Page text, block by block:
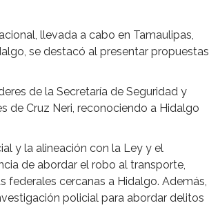
llevada a cabo en Tamaulipas,
se destacó al presentar propuestas
de la Secretaría de Seguridad y
de Cruz Neri, reconociendo a Hidalgo
y la alineación con la Ley y el
de abordar el robo al transporte,
cercanas a Hidalgo. Además,
policial para abordar delitos